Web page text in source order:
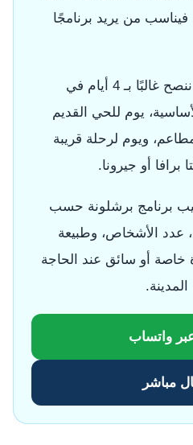
فيناسب من يريد برنامجًا
إذا كانت زيارتك الأولى، ننصح غالبًا بـ 4 أيام في
يوم للحي القديم
ويوم لرحلة قريبة
أو جيرونا.
برنامج برشلونة حسب
عدد الأشخاص، وطبيعة
خاصة أو سائق عند الحاجة
واتساب
مباشر